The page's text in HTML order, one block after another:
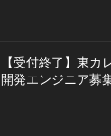
【受付終了】東
開発エンジニア募